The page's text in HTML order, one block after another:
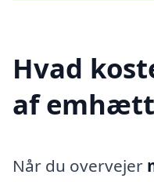
Hvad
af
Når du overvejer